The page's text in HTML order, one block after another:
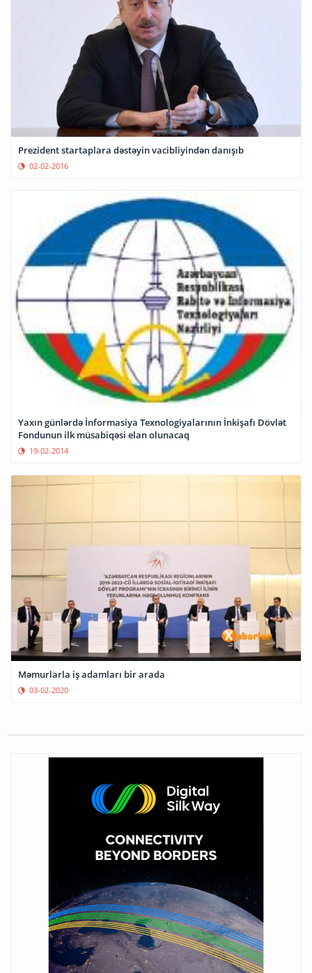
Prezident startaplara dəstəyin vacibliyindən danışıb
02-02-2016
Yaxın günlərdə İnformasiya Texnologiyalarının İnkişafı Dövlət
Fondunun ilk müsabiqəsi elan olunacaq
19-02-2014
Məmurlarla iş adamları bir arada
03-02-2020